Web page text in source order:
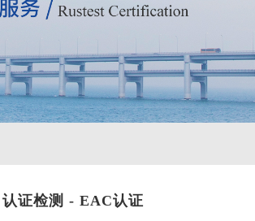
认证检测 - EAC认证